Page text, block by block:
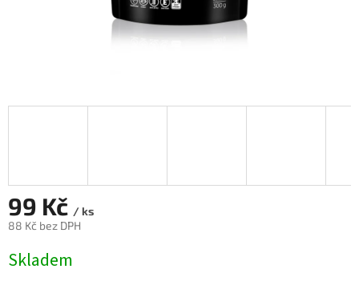
99 Kč / ks
88 Kč bez DPH
cena:
Skladem